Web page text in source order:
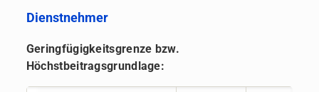
Dienstnehmer
Geringfügigkeitsgrenze bzw.
Höchstbeitragsgrundlage: